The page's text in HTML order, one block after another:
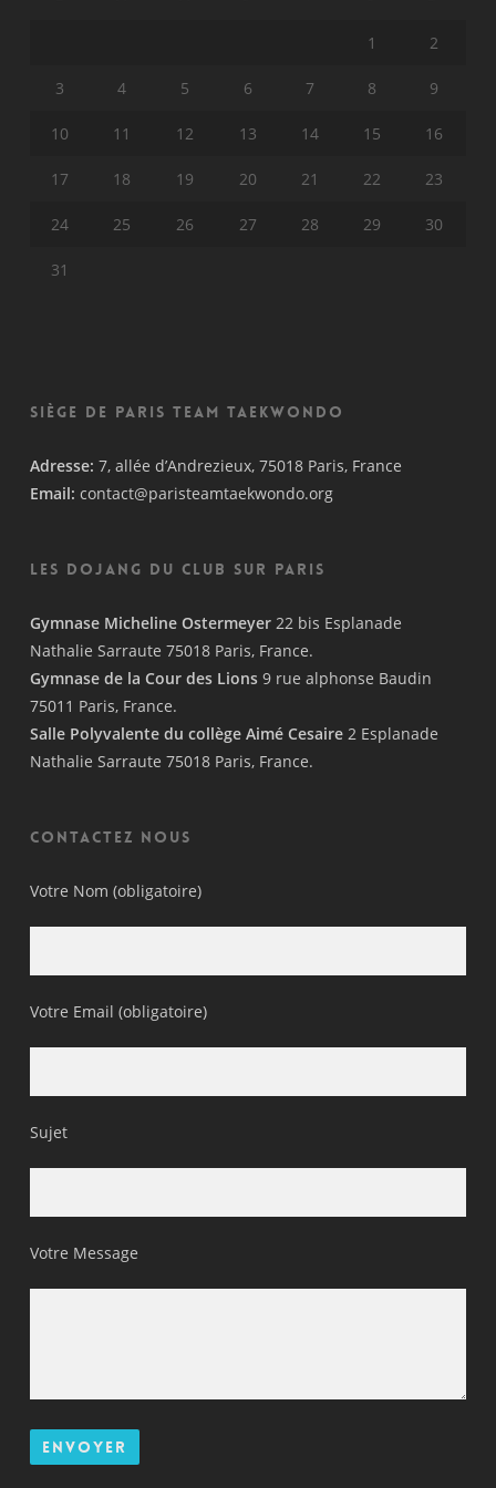
1 2
3 4 5 6 7 8 9
10 11 12 13 14 15 16
17 18 19 20 21 22 23
24 25 26 27 28 29 30
31
Siège de Paris Team Taekwondo
Adresse: 7, allée d’Andrezieux, 75018 Paris, France
Email: contact@paristeamtaekwondo.org
Les Dojang du Club sur Paris
Gymnase Micheline Ostermeyer22 bis Esplanade
Nathalie Sarraute 75018 Paris, France.
Gymnase de la Cour des Lions9 rue alphonse Baudin
75011 Paris, France.
Salle Polyvalente du collège Aimé Cesaire2 Esplanade
Nathalie Sarraute 75018 Paris, France.
Contactez nous
Votre Nom (obligatoire)
Votre Email (obligatoire)
Sujet
Votre Message